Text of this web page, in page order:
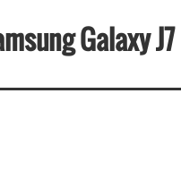
Galaxy